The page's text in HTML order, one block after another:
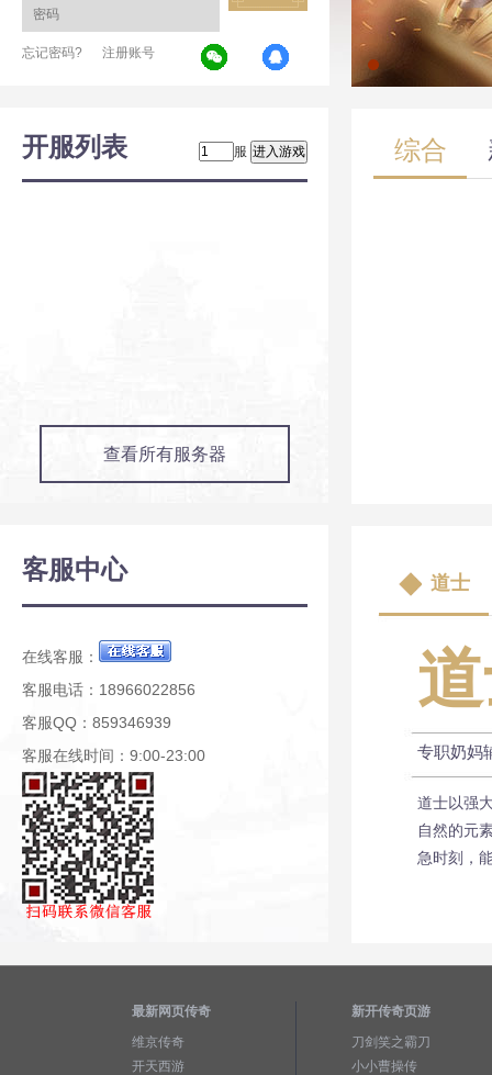
忘记密码? 注册账号
开服列表 服
查看所有服务器
客服中心
在线客服：
客服电话：18966022856
客服QQ：859346939
客服在线时间：9:00-23:00
综合
道士
专职奶妈
道士以强
自然的元
急时刻，
最新网页传奇
维京传奇
开天西游
新开传奇页游
刀剑笑之霸刀
小小曹操传